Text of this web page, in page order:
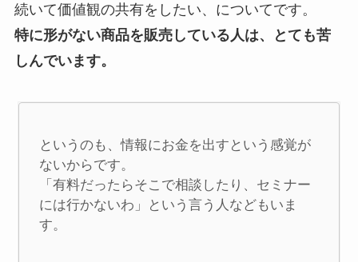
続いて価値観の共有をしたい、についてです。
特に形がない商品を販売している人は、とても苦
しんでいます。
というのも、情報にお金を出すという感覚が
ないからです。
「有料だったらそこで相談したり、セミナー
には行かないわ」という言う人などもいま
す。